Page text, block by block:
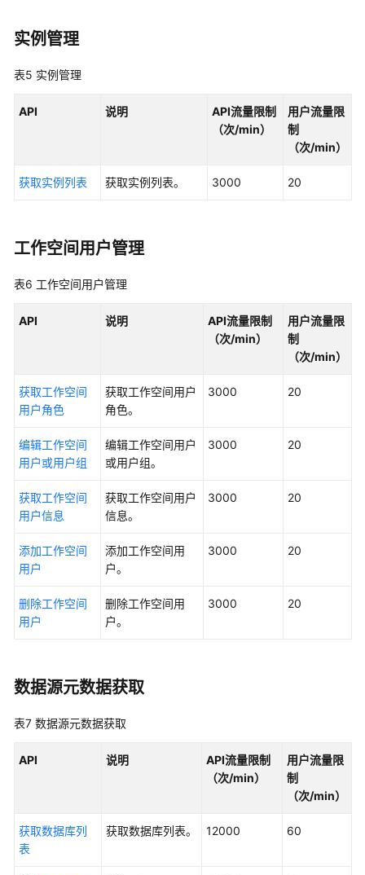
概
概
数
据
录
数
服
务
API
览
据
API
何
用
成
实例管理
表5 实例管理
API 说明
API流量限制
（次/min）
用户流量限
制
（次/min）
获取实例列表 获取实例列表。 3000 20
工作空间用户管理
表6 工作空间用户管理
API 说明
API流量限制
（次/min）
用户流量限
制
（次/min）
获取工作空间
用户角色
获取工作空间用户
角色。
3000 20
编辑工作空间
用户或用户组
编辑工作空间用户
或用户组。
3000 20
获取工作空间
用户信息
获取工作空间用户
信息。
3000 20
添加工作空间
用户
添加工作空间用
户。
3000 20
删除工作空间
用户
删除工作空间用
户。
3000 20
数据源元数据获取
表7 数据源元数据获取
API 说明
API流量限制
（次/min）
用户流量限
制
（次/min）
获取数据库列
表
获取数据库列表。 12000 60